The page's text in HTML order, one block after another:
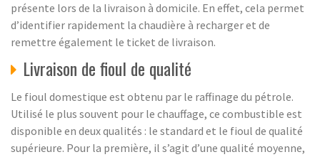
présente lors de la livraison à domicile. En effet, cela permet
d’identifier rapidement la chaudière à recharger et de
remettre également le ticket de livraison.
Livraison de fioul de qualité
Le fioul domestique est obtenu par le raffinage du pétrole.
Utilisé le plus souvent pour le chauffage, ce combustible est
disponible en deux qualités : le standard et le fioul de qualité
supérieure. Pour la première, il s’agit d’une qualité moyenne,